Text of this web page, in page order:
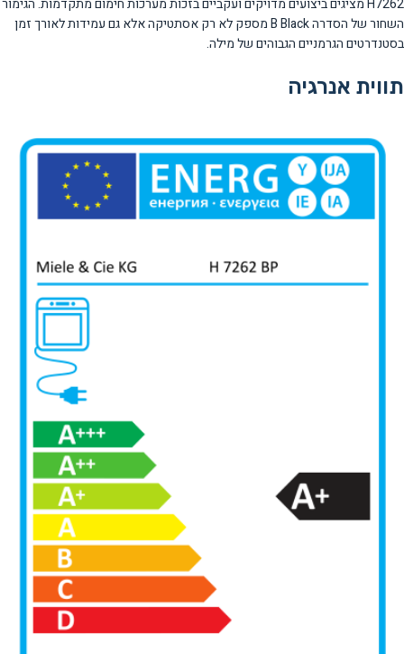
השחור של הסדרה B Black מספק לא רק אסתטיקה אלא גם עמידות לאורך זמן
בסטנדרטים הגרמניים הגבוהים של מילה.
תווית אנרגיה